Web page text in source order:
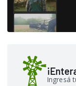
Ingresá